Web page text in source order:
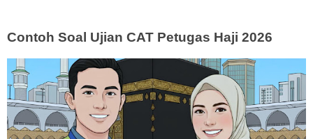
Contoh Soal Ujian CAT Petugas Haji 2026